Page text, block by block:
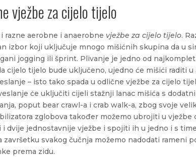
vježbe za cijelo tijelo
razne aerobne i anaerobnevježbe za cijelo tijelo.
izbor koji uključuje mnogo mišićnih skupina da u
jogging ili šprint. Plivanje je jedno od
cijelo tijelo bude uključeno, ujedno će mišići raditi u
– isto tako spada u odlične vježbe za cijelo
će uključiti cijeli stažnji lanac mišića s
poput bear crawl-a i crab walk-a, zbog svoje
zglobova također možemo ubrojiti u vježbe
i dvije jednostavnije vježbe i spojiti ih u jedno i s
završetku svakog čučnja možemo nadodati rameni
prema zidu.